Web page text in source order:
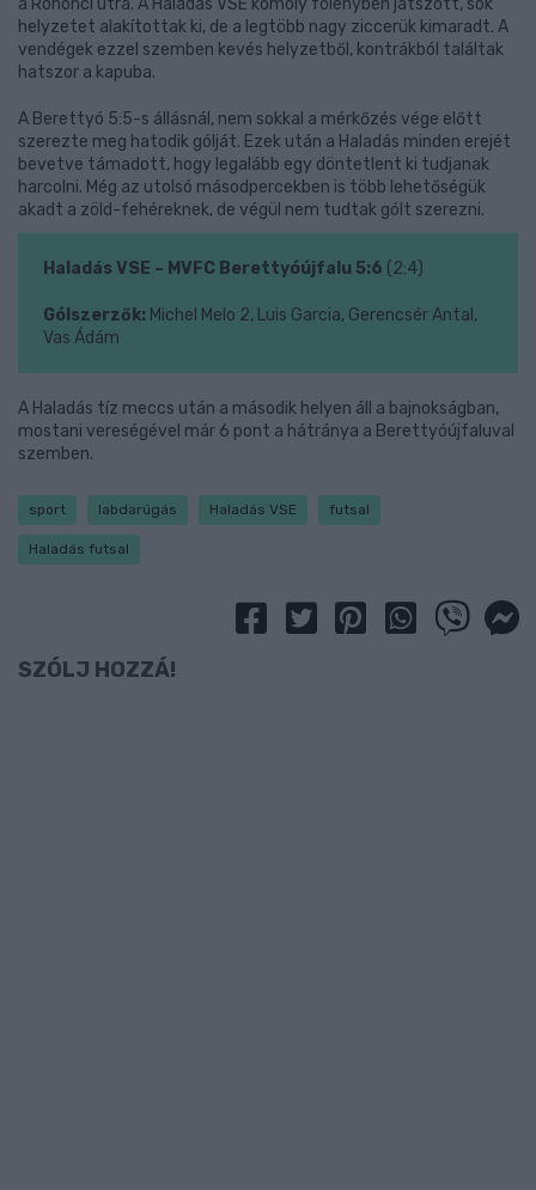
a Rohonci útra. A Haladás VSE komoly fölényben játszott, sok
helyzetet alakítottak ki, de a legtöbb nagy ziccerük kimaradt. A
vendégek ezzel szemben kevés helyzetből, kontrákból találtak
hatszor a kapuba.
A Berettyó 5:5-s állásnál, nem sokkal a mérkőzés vége előtt
szerezte meg hatodik gólját. Ezek után a Haladás minden erejét
bevetve támadott, hogy legalább egy döntetlent ki tudjanak
harcolni. Még az utolsó másodpercekben is több lehetőségük
akadt a zöld-fehéreknek, de végül nem tudtak gólt szerezni.
Haladás VSE – MVFC Berettyóújfalu 5:6 (2:4)
Gólszerzők:Michel Melo 2, Luis Garcia, Gerencsér Antal,
Vas Ádám
A Haladás tíz meccs után a második helyen áll a bajnokságban,
mostani vereségével már 6 pont a hátránya a Berettyóújfaluval
szemben.
sport labdarúgás Haladás VSE futsal
Haladás futsal
SZÓLJ HOZZÁ!